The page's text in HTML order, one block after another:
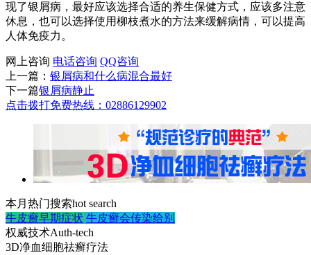
现了银屑病，最好应该选择合适的养生保健方式，应该多注意
休息，也可以选择使用柳枝煮水的方法来缓解病情，可以提高
人体免疫力。
网上咨询 电话咨询 QQ咨询
上一篇： 银屑病和什么病混合最好
下一篇银屑病静止
点击拨打免费热线：02886129902
本月热门搜索hot search
牛皮癣早期症状 牛皮癣会传染给别
权威技术Auth-tech
3D净血细胞祛癣疗法